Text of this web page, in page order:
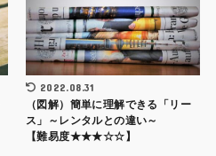
2022.08.31
（図解）簡単に理解できる「リー
ス」～レンタルとの違い～
【難易度★★★☆☆】